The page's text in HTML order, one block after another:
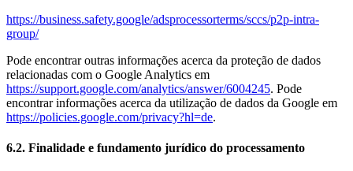
https://business.safety.google/adsprocessorterms/sccs/p2p-intra-
group/
Pode encontrar outras informações acerca da proteção de dados
relacionadas com o Google Analytics em
https://support.google.com/analytics/answer/6004245. Pode
encontrar informações acerca da utilização de dados da Google em
https://policies.google.com/privacy?hl=de.
6.2. Finalidade e fundamento jurídico do processamento